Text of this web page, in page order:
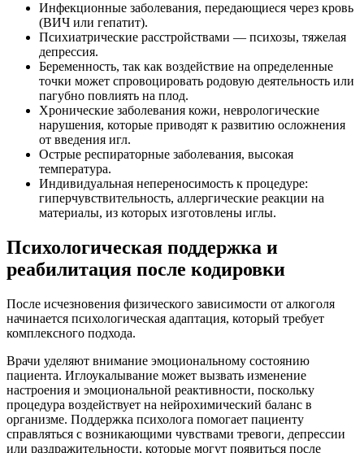
Инфекционные заболевания, передающиеся через кровь
(ВИЧ или гепатит).
Психиатрические расстройствами — психозы, тяжелая
депрессия.
Беременность, так как воздействие на определенные
точки может спровоцировать родовую деятельность или
пагубно повлиять на плод.
Хронические заболевания кожи, неврологические
нарушения, которые приводят к развитию осложнения
от введения игл.
Острые респираторные заболевания, высокая
температура.
Индивидуальная непереносимость к процедуре:
гиперчувствительность, аллергические реакции на
материалы, из которых изготовлены иглы.
Психологическая поддержка и
реабилитация после кодировки
После исчезновения физического зависимости от алкоголя
начинается психологическая адаптация, который требует
комплексного подхода.
Врачи уделяют внимание эмоциональному состоянию
пациента. Иглоукалывание может вызвать изменение
настроения и эмоциональной реактивности, поскольку
процедура воздействует на нейрохимический баланс в
организме. Поддержка психолога помогает пациенту
справляться с возникающими чувствами тревоги, депрессии
или раздражительности, которые могут появиться после